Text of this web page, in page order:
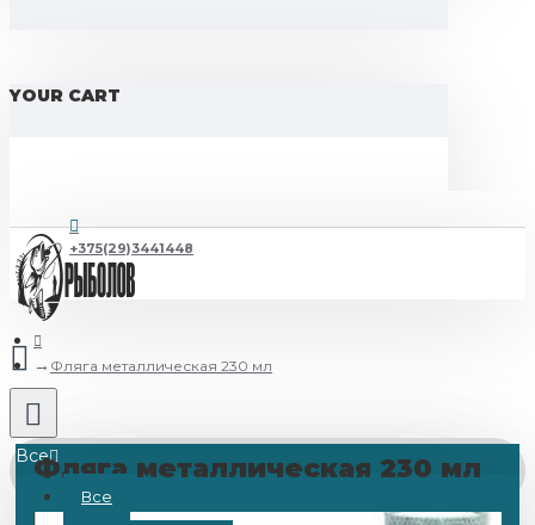
YOUR CART
+375(29)3441448
Все
Все
Фляга металлическая 230 мл
Фляга металлическая 230 мл